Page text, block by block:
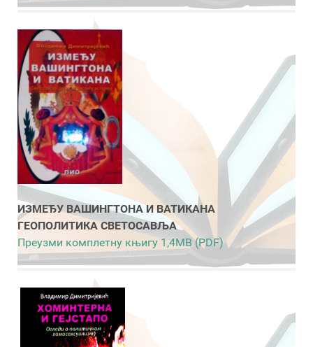
ИЗМЕЂУ ВАШИНГТОНА И ВАТИКАНА
ГЕОПОЛИТИКА СВЕТОСАВЉА
Преузми комплетну књигу 1,4MB (PDF)